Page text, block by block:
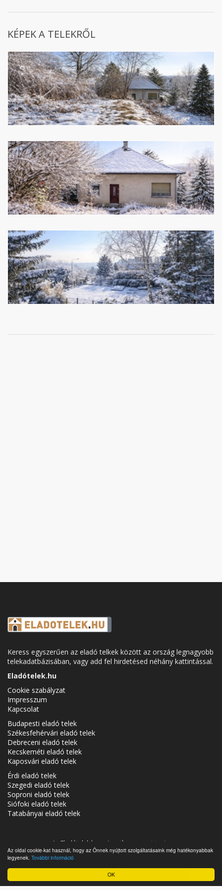
OK
Az oldal cookie-kat használ, hogy az Önnek nyújtott szolgáltatásaink még hatékonyabbak
legyenek. További információ
KÉPEK A TELEKRŐL
Keress egyszerűen az eladó telkek között az ország legnagyobb
telekadatbázisában, vagy add fel hirdetésed néhány kattintással.
Eladótelek.hu
Cookie szabályzat
Impresszum
Kapcsolat
Budapesti eladó telek
Székesfehérvári eladó telek
Debreceni eladó telek
Kecskeméti eladó telek
Kaposvári eladó telek
Érdi eladó telek
Szegedi eladó telek
Soproni eladó telek
Siófoki eladó telek
Tatabányai eladó telek
Az Eladótelek.hu az Ingatlancsoport tagja.
Eladó telkek Magyarországon - Eladótelek.hu © 2026 Minden jog
fenntartva